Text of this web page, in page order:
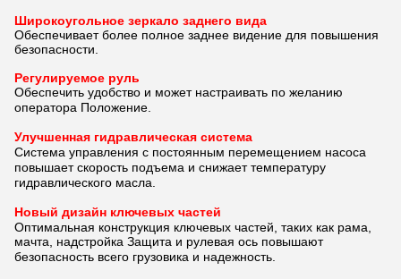
Широкоугольное зеркало заднего вида
Обеспечивает более полное заднее видение для повышения
безопасности.
Регулируемое руль
Обеспечить удобство и может настраивать по желанию
оператора Положение.
Улучшенная гидравлическая система
Система управления с постоянным перемещением насоса
повышает скорость подъема и снижает температуру
гидравлического масла.
Новый дизайн ключевых частей
Оптимальная конструкция ключевых частей, таких как рама,
мачта, надстройка Защита и рулевая ось повышают
безопасность всего грузовика и надежность.